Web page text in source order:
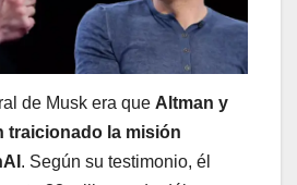
de Musk era que Altman y
traicionado la misión
. Según su testimonio, él